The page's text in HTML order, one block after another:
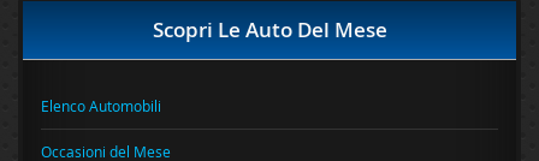
Scopri Le Auto Del Mese
Elenco Automobili
Occasioni del Mese